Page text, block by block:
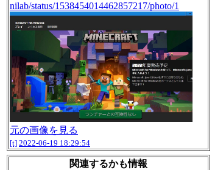
nilab/status/1538454014462857217/photo/1
元の画像を見る
[t] 2022-06-19 18:29:54
関連するかも情報